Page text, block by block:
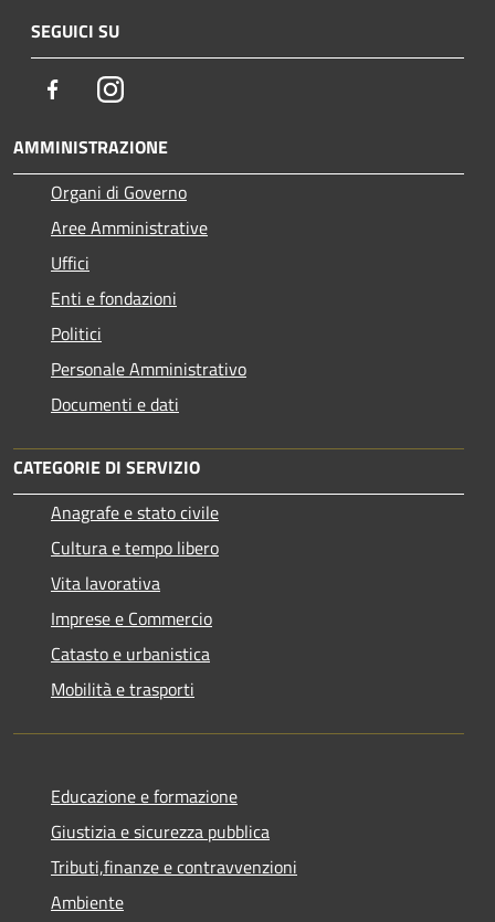
SEGUICI SU
FacebookInstagram
AMMINISTRAZIONE
Organi di Governo
Aree Amministrative
Uffici
Enti e fondazioni
Politici
Personale Amministrativo
Documenti e dati
CATEGORIE DI SERVIZIO
Anagrafe e stato civile
Cultura e tempo libero
Vita lavorativa
Imprese e Commercio
Catasto e urbanistica
Mobilità e trasporti
Educazione e formazione
Giustizia e sicurezza pubblica
Tributi,finanze e contravvenzioni
Ambiente